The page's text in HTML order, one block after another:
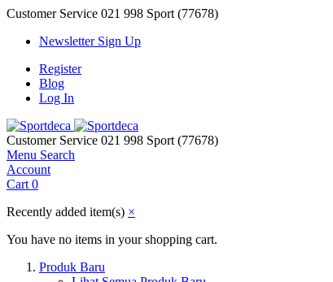
Customer Service 021 998 Sport (77678)
Newsletter Sign Up
Register
Blog
Log In
Customer Service 021 998 Sport (77678)
Menu Search
Account
Cart 0
Recently added item(s) ×
You have no items in your shopping cart.
Produk Baru